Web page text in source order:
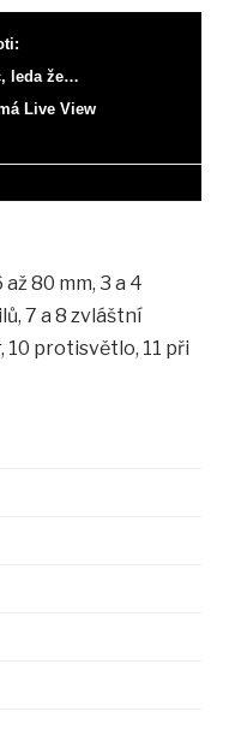
leda že…
Live View
80 mm, 3 a 4
7 a 8 zvláštní
protisvětlo, 11 při